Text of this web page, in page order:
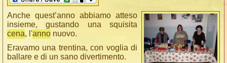
Anche quest’anno abbiamo atteso
insieme, gustando una squisita
cena, l'anno nuovo.
Eravamo una trentina, con voglia di
ballare e di un sano divertimento.